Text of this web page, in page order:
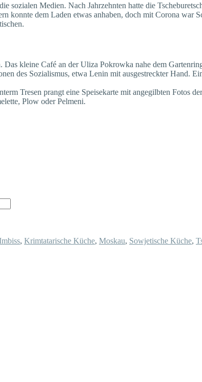
sozialen Medien. Nach Jahrzehnten hatte die
konnte dem Laden etwas anhaben, doch mit Corona
kleine Café an der Uliza Pokrowka nahe dem
des Sozialismus, etwa Lenin mit ausgestreckter Hand.
Tresen prangt eine Speisekarte mit angegilbten Fotos
Plow oder Pelmeni.
, Krimtatarische Küche, Moskau, Sowjetische Küche,